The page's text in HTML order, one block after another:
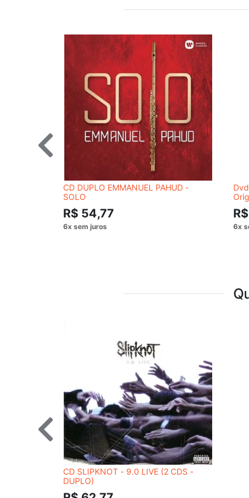
CD DUPLO EMMANUEL PAHUD -
SOLO
R$ 54,77
CD SLIPKNOT - 9.0 LIVE (2 CDS -
DUPLO)